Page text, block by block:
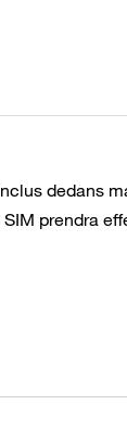
dedans
prendra